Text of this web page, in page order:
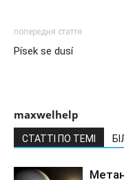
попередня стаття
Písek se dusí
maxwelhelp
СТАТТІ ПО ТЕМІ